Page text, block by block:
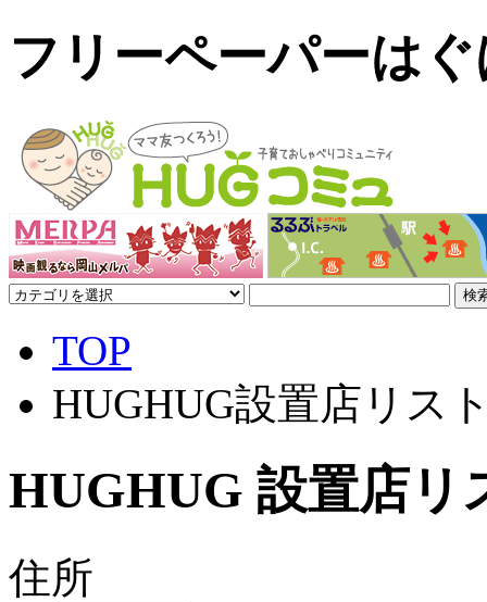
フリーペーパーは
TOP
HUGHUG設置店リス
HUGHUG 設置店リ
住所